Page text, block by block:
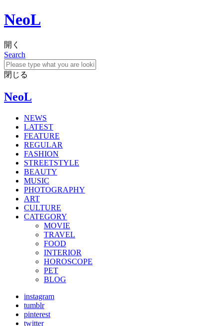
NeoL
開く
Search
閉じる
NeoL
NEWS
LATEST
FEATURE
REGULAR
FASHION
STREETSTYLE
BEAUTY
MUSIC
PHOTOGRAPHY
ART
CULTURE
CATEGORY
MOVIE
TRAVEL
FOOD
INTERIOR
HOROSCOPE
PET
BLOG
instagram
tumblr
pinterest
twitter